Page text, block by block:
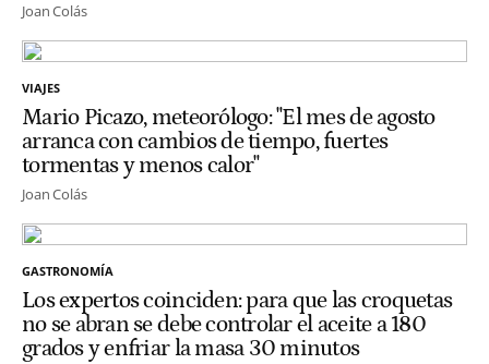
Joan Colás
VIAJES
Mario Picazo, meteorólogo: "El mes de agosto
arranca con cambios de tiempo, fuertes
tormentas y menos calor"
Joan Colás
GASTRONOMÍA
Los expertos coinciden: para que las croquetas
no se abran se debe controlar el aceite a 180
grados y enfriar la masa 30 minutos